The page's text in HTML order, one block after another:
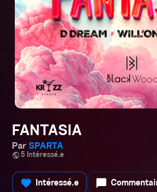
FANTASIA
Par SPARTA
public5 Intéressé.e
favorite Intéressé.e chat_bubble